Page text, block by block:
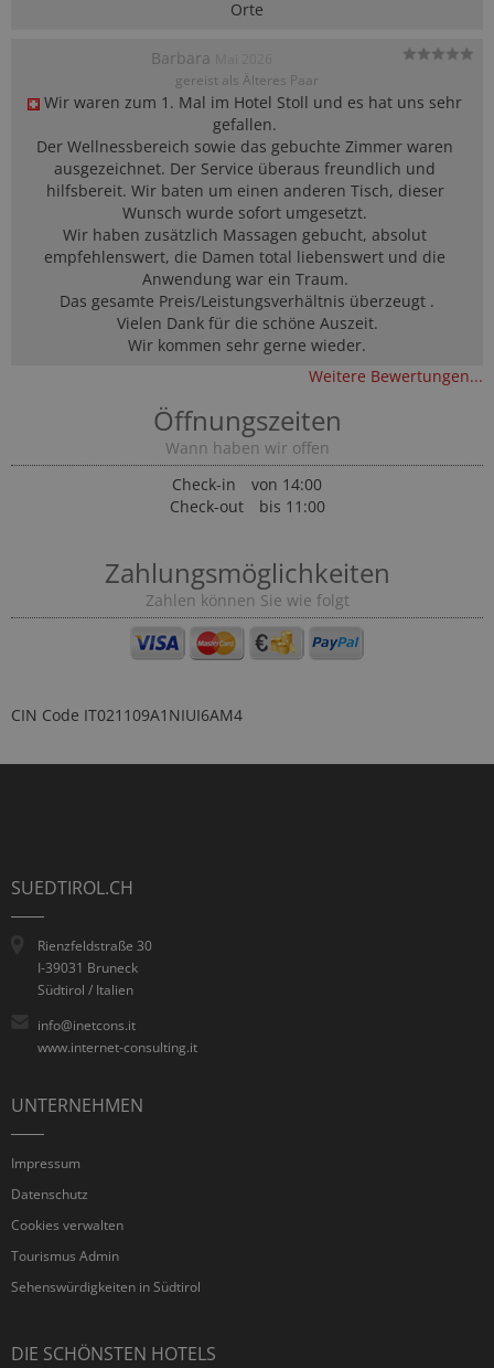
Orte
Barbara
gereist als Älteres Paar
Wir waren zum 1. Mal im Hotel Stoll und es hat uns sehr
gefallen.
Der Wellnessbereich sowie das gebuchte Zimmer waren
ausgezeichnet. Der Service überaus freundlich und
hilfsbereit. Wir baten um einen anderen Tisch, dieser
Wunsch wurde sofort umgesetzt.
Wir haben zusätzlich Massagen gebucht, absolut
empfehlenswert, die Damen total liebenswert und die
Anwendung war ein Traum.
Das gesamte Preis/Leistungsverhältnis überzeugt .
Vielen Dank für die schöne Auszeit.
Wir kommen sehr gerne wieder.
Weitere Bewertungen...
Öffnungszeiten
Wann haben wir offen
Check-in
von 14:00
Check-out
bis 11:00
Zahlungsmöglichkeiten
Zahlen können Sie wie folgt
CIN Code IT021109A1NIUI6AM4
SUEDTIROL.CH
Rienzfeldstraße 30
I-39031 Bruneck
Südtirol / Italien
info@inetcons.it
www.internet-consulting.it
UNTERNEHMEN
Impressum
Datenschutz
Cookies verwalten
Tourismus Admin
Sehenswürdigkeiten in Südtirol
DIE SCHÖNSTEN HOTELS